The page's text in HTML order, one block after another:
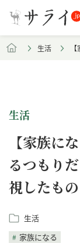
生活
生活
【家族に
るつもり
視したも
生活
家族になる